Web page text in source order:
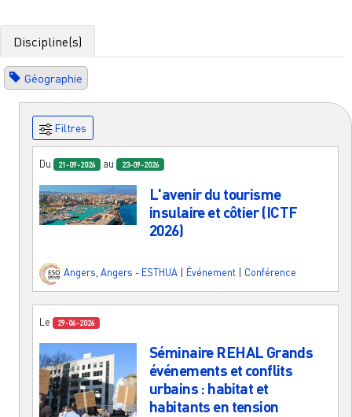
Discipline(s)
Géographie
Filtres
Du 21-09-2026 au 23-09-2026
L'avenir du tourisme
insulaire et côtier (ICTF
2026)
Angers, Angers - ESTHUA Événement Conférence
Le 29-06-2026
Séminaire REHAL Grands
événements et conflits
urbains : habitat et
habitants en tension